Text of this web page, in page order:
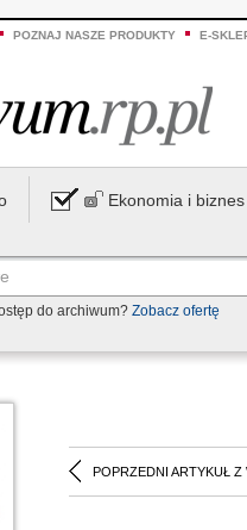
POZNAJ NASZE PRODUKTY E-
Ekonomia i biznes
do archiwum? Zobacz ofertę
POPRZEDNI ARTYKUŁ Z